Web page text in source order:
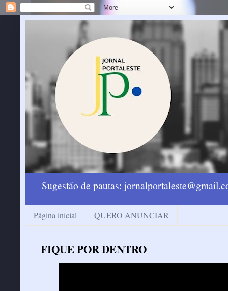
Sugestão de pautas:
Página inicial QUERO ANUNCIAR
FIQUE POR DENTRO